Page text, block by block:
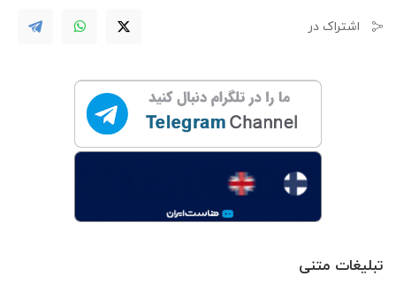
اشتراک در
تبلیغات متنی